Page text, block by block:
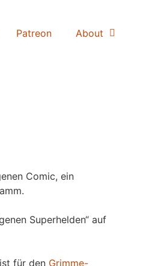
Patreon About
Comic, ein
Superhelden“ auf
für den Grimme-